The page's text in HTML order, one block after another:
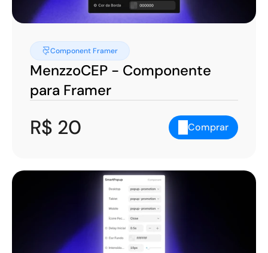
Component Framer
MenzzoCEP - Componente
para Framer
R$ 20 Comprar